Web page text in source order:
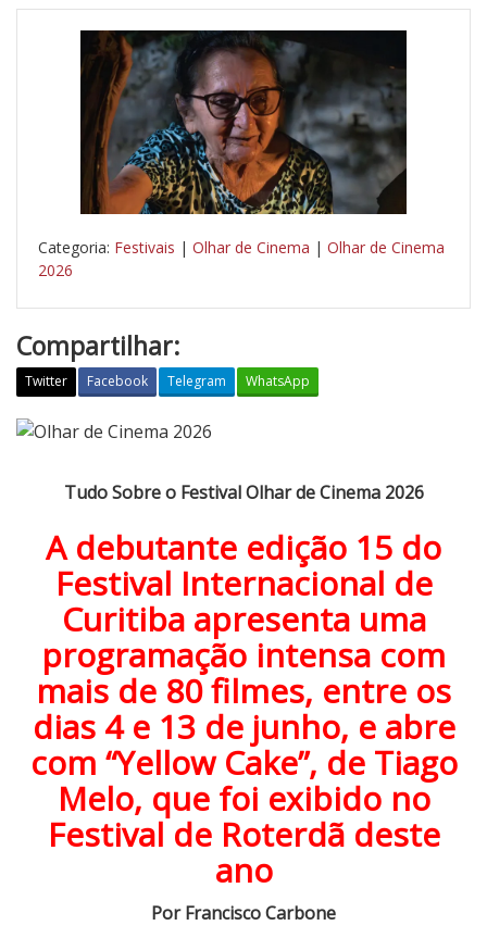
Categoria: Festivais | Olhar de Cinema | Olhar de Cinema
2026
Compartilhar:
Twitter Facebook Telegram WhatsApp
T
Tudo Sobre o Festival Olhar de Cinema 2026
A debutante edição 15 do
Festival Internacional de
Curitiba apresenta uma
programação intensa com
mais de 80 filmes, entre os
dias 4 e 13 de junho, e abre
com “Yellow Cake”, de Tiago
Melo, que foi exibido no
Festival de Roterdã deste
ano
Por Francisco Carbone